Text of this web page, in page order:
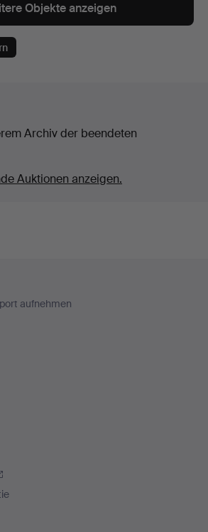
Objekte anzeigen
Archiv der beendeten
Auktionen anzeigen.
aufnehmen